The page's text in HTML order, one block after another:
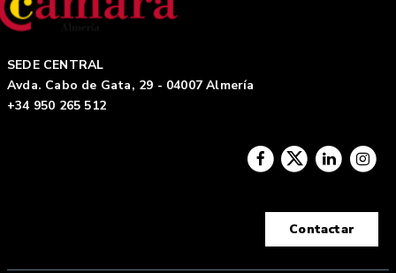
SEDE CENTRAL
Avda. Cabo de Gata, 29 - 04007 Almería
+34 950 265 512
Contactar